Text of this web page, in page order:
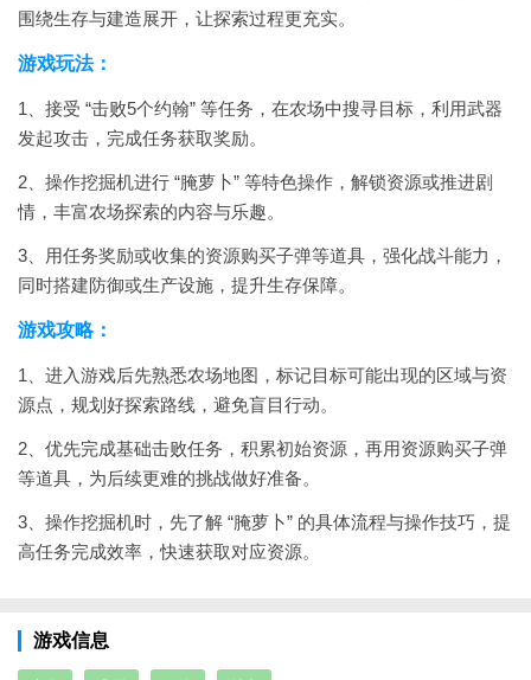
围绕生存与建造展开，让探索过程更充实。
游戏玩法：
1、接受 “击败5个约翰” 等任务，在农场中搜寻目标，利用武器
发起攻击，完成任务获取奖励。
2、操作挖掘机进行 “腌萝卜” 等特色操作，解锁资源或推进剧
情，丰富农场探索的内容与乐趣。
3、用任务奖励或收集的资源购买子弹等道具，强化战斗能力，
同时搭建防御或生产设施，提升生存保障。
游戏攻略：
1、进入游戏后先熟悉农场地图，标记目标可能出现的区域与资
源点，规划好探索路线，避免盲目行动。
2、优先完成基础击败任务，积累初始资源，再用资源购买子弹
等道具，为后续更难的挑战做好准备。
3、操作挖掘机时，先了解 “腌萝卜” 的具体流程与操作技巧，提
高任务完成效率，快速获取对应资源。
游戏信息